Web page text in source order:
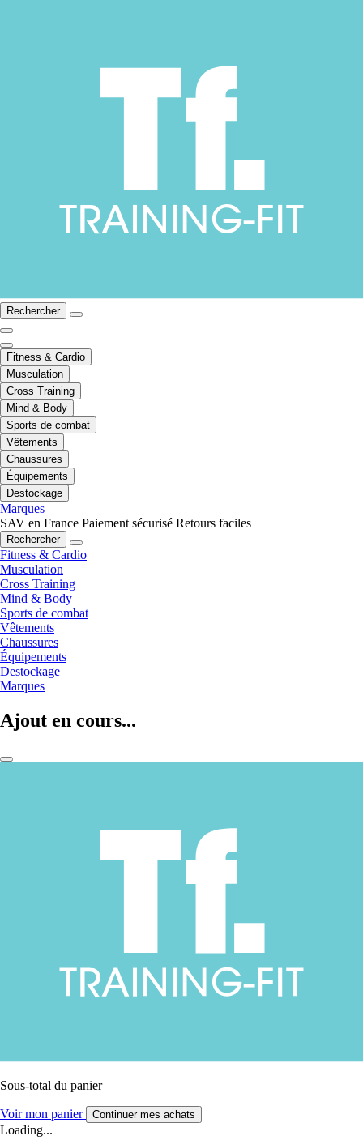
Rechercher
Fitness & Cardio
Musculation
Cross Training
Mind & Body
Sports de combat
Vêtements
Chaussures
Équipements
Destockage
Marques
SAV en France Paiement sécurisé Retours faciles
Rechercher
Fitness & Cardio
Musculation
Cross Training
Mind & Body
Sports de combat
Vêtements
Chaussures
Équipements
Destockage
Marques
Ajout en cours...
Sous-total du panier
Voir mon panier Continuer mes achats
Loading...